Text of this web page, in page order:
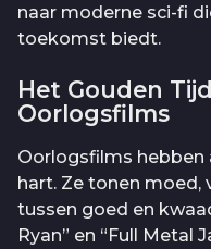
naar moderne sci-fi
toekomst biedt.
Het Gouden
Oorlogsfilms
Oorlogsfilms hebben
hart. Ze tonen moed,
tussen goed en
Ryan” en “Full Metal